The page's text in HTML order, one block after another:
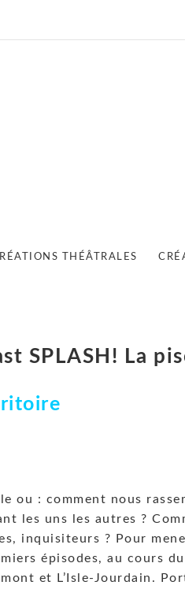
THÉÂTRALES
SPLASH! La
ou : comment nous
les uns les autres ?
inquisiteurs ? Pour
épisodes, au cours
et L’Isle-Jourdain.